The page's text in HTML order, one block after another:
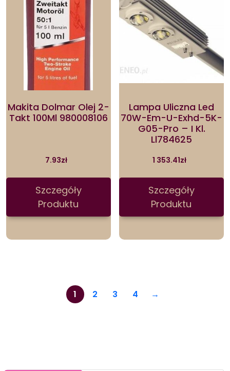
Makita Dolmar Olej 2-
Takt 100Ml 980008106
7.93zł
Szczegóły
Produktu
Lampa Uliczna Led
70W-Em-U-Exhd-5K-
G05-Pro – I Kl.
Ll784625
1 353.41zł
Szczegóły
Produktu
1 2 3 4 →